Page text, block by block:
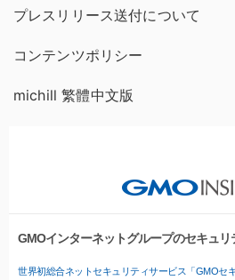
プレスリリース送付について
コンテンツポリシー
michill 繁體中文版
GMOインターネットグループのセキュリ
世界初総合ネットセキュリティサービス「GMOセキ